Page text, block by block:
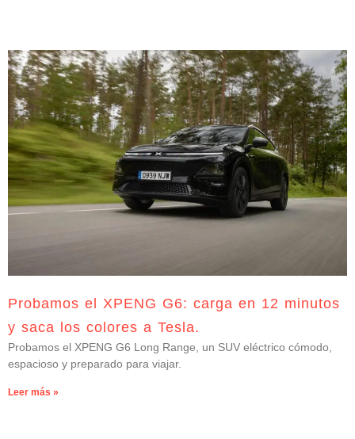
Probamos el XPENG G6: carga en 12 minutos
y saca los colores a Tesla.
Probamos el XPENG G6 Long Range, un SUV eléctrico cómodo,
espacioso y preparado para viajar.
Leer más »